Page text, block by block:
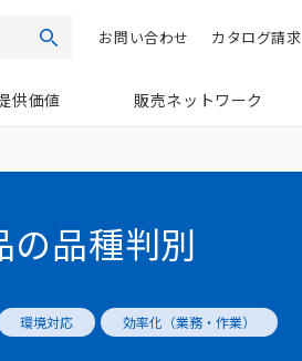
検索 カタログ請求
お問い合わせ
供価値 販売ネットワーク
の品種判別
環境対応 効率化（業務・作業）